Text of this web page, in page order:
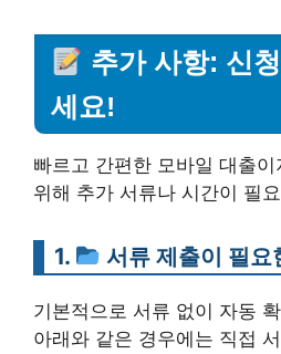
추가 사항: 신
세요!
빠르고 간편한 모바일 대출
위해 추가 서류나 시간이 필
1. 서류 제출이 필요
기본적으로 서류 없이 자동
아래와 같은 경우에는 직접